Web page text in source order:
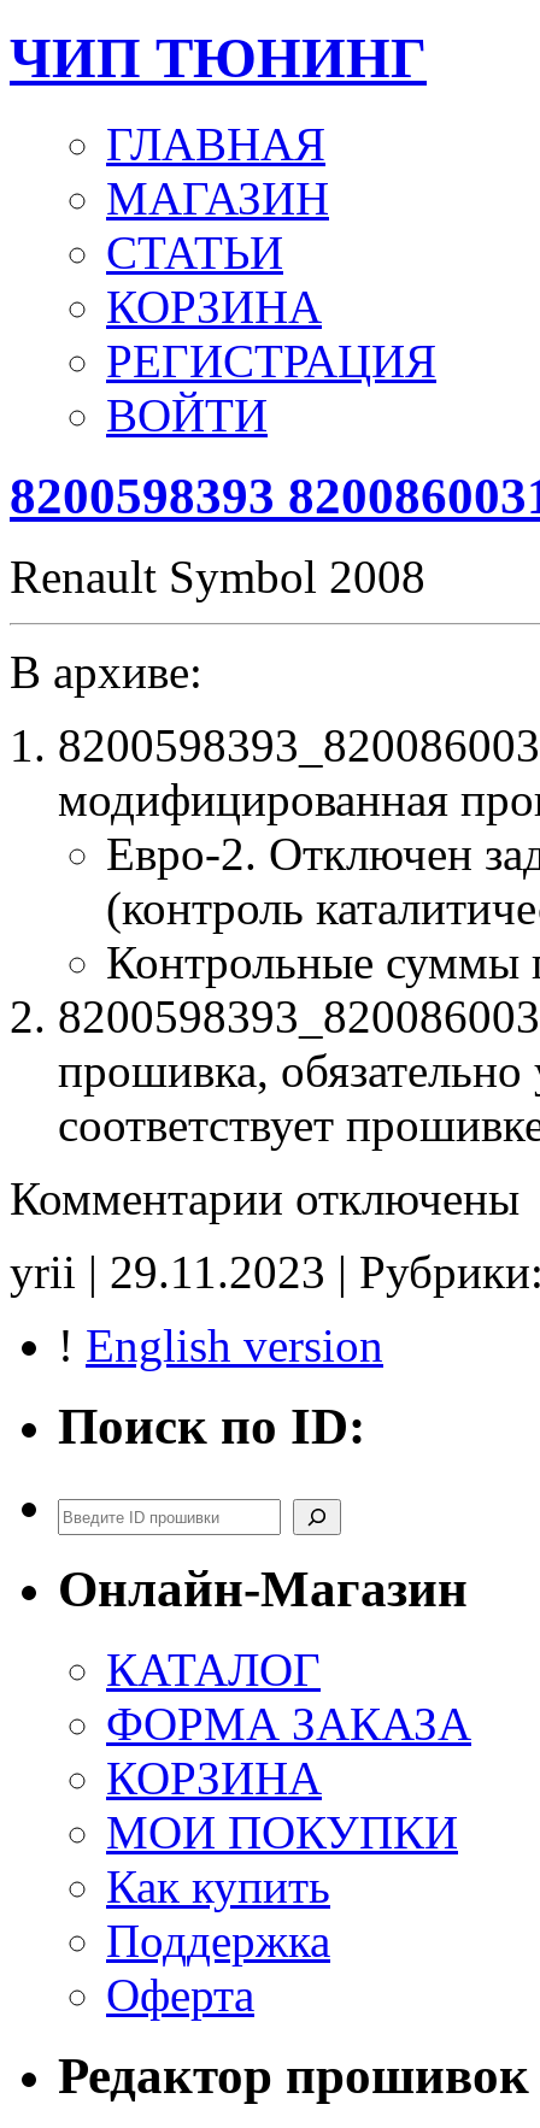
ЧИП ТЮНИНГ
ГЛАВНАЯ
МАГАЗИН
СТАТЬИ
КОРЗИНА
РЕГИСТРАЦИЯ
ВОЙТИ
8200598393
Renault Symbol 2008
В архиве:
модифицированная
Евро-2. Отключен
(контроль
Контрольные суммы
прошивка, обязательно
соответствует
Комментарии записи
RE0310
E2
отключены
yrii | 29.11.2023 |
! English version
Поиск по ID:
Поиск
Онлайн-Магазин
КАТАЛОГ
ФОРМА ЗАКАЗА
КОРЗИНА
МОИ ПОКУПКИ
Как купить
Поддержка
Оферта
Редактор прошивок